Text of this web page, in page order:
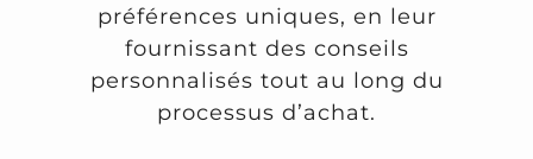
préférences uniques, en leur
fournissant des conseils
personnalisés tout au long du
processus d’achat.